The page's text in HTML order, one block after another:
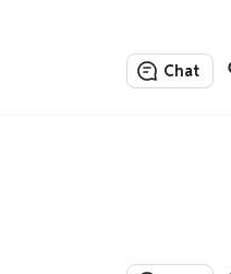
Chat